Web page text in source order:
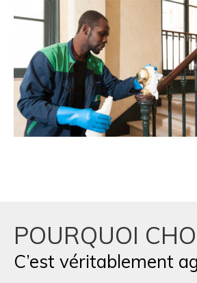
POURQUOI
C’est véritablement